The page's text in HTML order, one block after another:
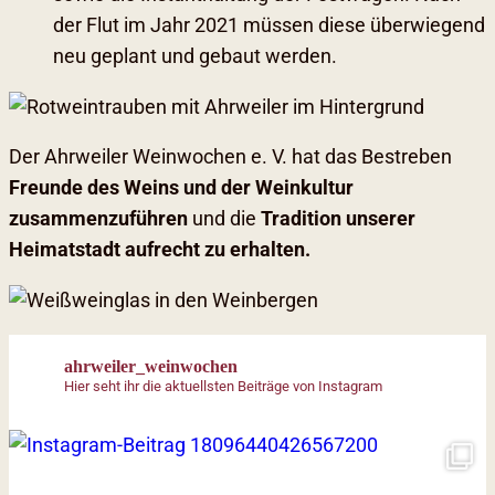
der Flut im Jahr 2021 müssen diese überwiegend
neu geplant und gebaut werden.
Der Ahrweiler Weinwochen e. V. hat das Bestreben
Freunde des Weins und der Weinkultur
zusammenzuführen und die Tradition unserer
Heimatstadt aufrecht zu erhalten.
ahrweiler_weinwochen
Hier seht ihr die aktuellsten Beiträge von Instagram